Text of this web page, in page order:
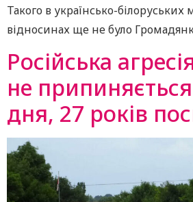
Такого в українсько-
відносинах ще не було
Російська
не
дня, 27 років